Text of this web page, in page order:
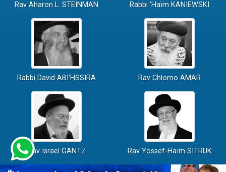
Rav Aharon L. STEINMAN Rabbi 'Haïm KANIEWSKI
Rabbi David ABI'HSSIRA Rav Chlomo AMAR
Rav Israël GANTZ Rav Yossef-Haïm SITRUK